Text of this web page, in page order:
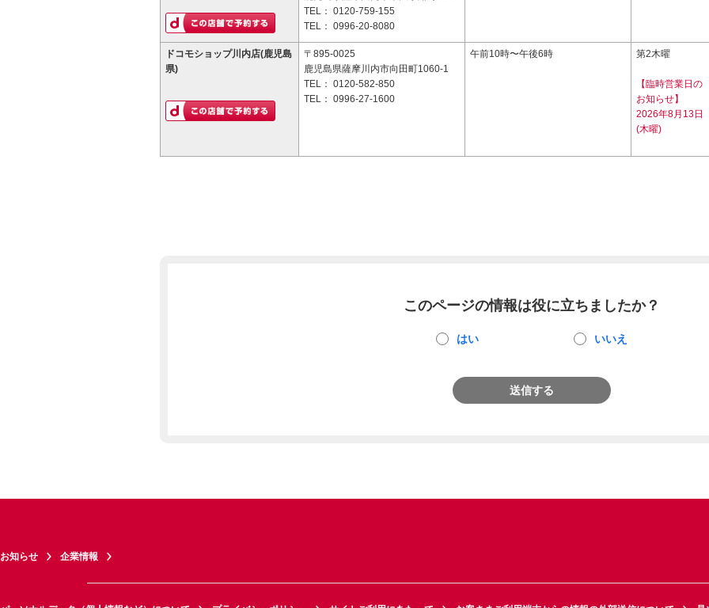
TEL： 0120-759-155
TEL： 0996-20-8080
ドコモショップ川内店(鹿児島
県)
〒895-0025
鹿児島県薩摩川内市向田町1060-1
TEL： 0120-582-850
TEL： 0996-27-1600
午前10時〜午後6時 第2木曜
【臨時営業日の
お知らせ】
2026年8月13日
(木曜)
このページの情報は役に立ちましたか？
はい いいえ
送信する
お知らせ 企業情報